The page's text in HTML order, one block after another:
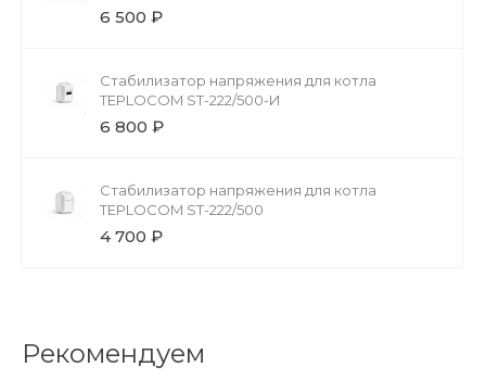
6 500 ₽
Стабилизатор напряжения для котла
TEPLOCOM ST-222/500-И
6 800 ₽
Стабилизатор напряжения для котла
TEPLOCOM ST-222/500
4 700 ₽
Рекомендуем